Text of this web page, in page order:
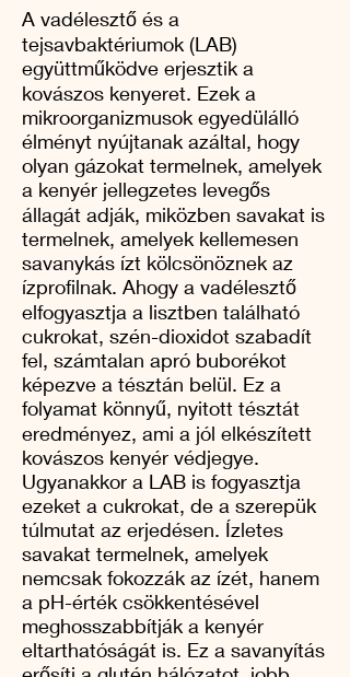
A vadélesztő és a
tejsavbaktériumok (LAB)
együttműködve erjesztik a
kovászos kenyeret. Ezek a
mikroorganizmusok egyedülálló
élményt nyújtanak azáltal, hogy
olyan gázokat termelnek, amelyek
a kenyér jellegzetes levegős
állagát adják, miközben savakat is
termelnek, amelyek kellemesen
savanykás ízt kölcsönöznek az
ízprofilnak. Ahogy a vadélesztő
elfogyasztja a lisztben található
cukrokat, szén-dioxidot szabadít
fel, számtalan apró buborékot
képezve a tésztán belül. Ez a
folyamat könnyű, nyitott tésztát
eredményez, ami a jól elkészített
kovászos kenyér védjegye.
Ugyanakkor a LAB is fogyasztja
ezeket a cukrokat, de a szerepük
túlmutat az erjedésen. Ízletes
savakat termelnek, amelyek
nemcsak fokozzák az ízét, hanem
a pH-érték csökkentésével
meghosszabbítják a kenyér
eltarthatóságát is. Ez a savanyítás